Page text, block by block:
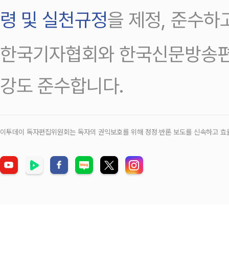
령 및 실천규정을 제정, 준수하
한국기자협회와 한국신문방송
강도 준수합니다.
이투데이 독자편집위원회는 독자의 권익보호를 위해 정정‧반론 보도를 신속하고